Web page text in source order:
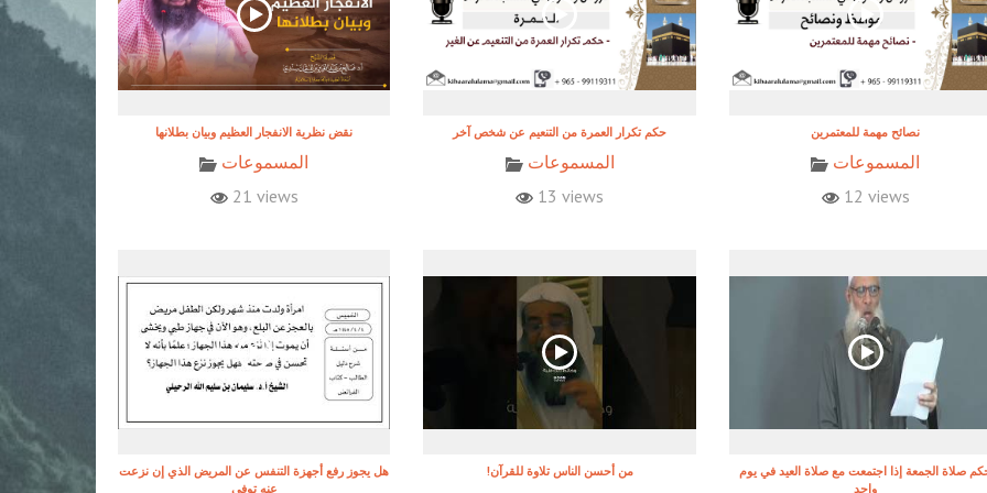
نقض نظرية الانفجار العظيم وبيان بطلانها
المسموعات
21 views
حكم تكرار العمرة من التنعيم عن شخص آخر
المسموعات
13 views
نصائح مهمة للمعتمرين
المسموعات
12 views
هل يجوز رفع أجهزة التنفس عن المريض الذي إن نزعت
عنه توفي
!من أحسن الناس تلاوة للقرآن
صلاة الجمعة إذا اجتمعت مع صلاة العيد في يوم
واحد